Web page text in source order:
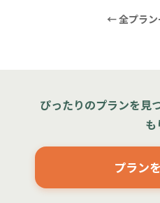
← 全プラン
ぴったりのプランを見
も
プラン